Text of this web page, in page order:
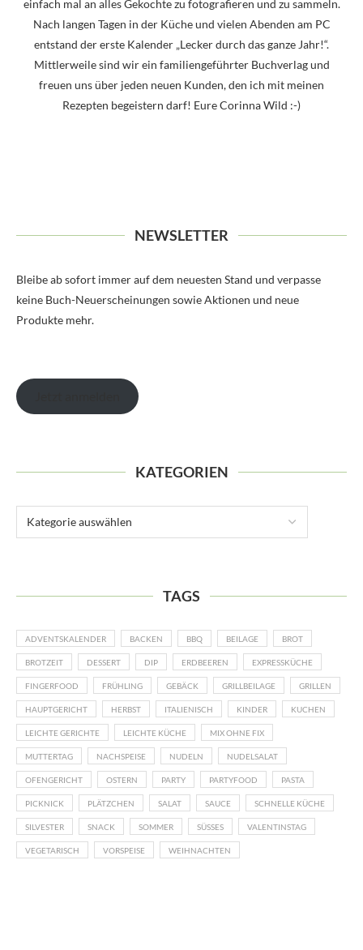
einfach mal an alles Gekochte zu fotografieren und zu sammeln.
Nach langen Tagen in der Küche und vielen Abenden am PC
entstand der erste Kalender „Lecker durch das ganze Jahr!“.
Mittlerweile sind wir ein familiengeführter Buchverlag und
freuen uns über jeden neuen Kunden, den ich mit meinen
Rezepten begeistern darf! Eure Corinna Wild :-)
NEWSLETTER
Bleibe ab sofort immer auf dem neuesten Stand und verpasse
keine Buch-Neuerscheinungen sowie Aktionen und neue
Produkte mehr.
KATEGORIEN
TAGS
ADVENTSKALENDER BACKEN BBQ BEILAGE BROT
BROTZEIT DESSERT DIP ERDBEEREN EXPRESSKÜCHE
FINGERFOOD FRÜHLING GEBÄCK GRILLBEILAGE GRILLEN
HAUPTGERICHT HERBST ITALIENISCH KINDER KUCHEN
LEICHTE GERICHTE LEICHTE KÜCHE MIX OHNE FIX
MUTTERTAG NACHSPEISE NUDELN NUDELSALAT
OFENGERICHT OSTERN PARTY PARTYFOOD PASTA
PICKNICK PLÄTZCHEN SALAT SAUCE SCHNELLE KÜCHE
SILVESTER SNACK SOMMER SÜSSES VALENTINSTAG
VEGETARISCH VORSPEISE WEIHNACHTEN